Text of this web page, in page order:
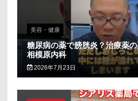
美容・健康
糖尿病の薬で膀胱炎？治療薬の
相模原内科
2026年7月23日